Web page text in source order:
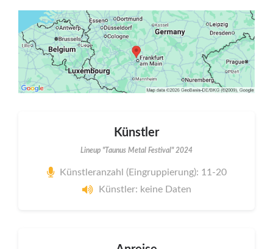
Künstler
Lineup "Taunus Metal Festival" 2024
Künstleranzahl (Eingruppierung): 11-20
Künstler: keine Daten